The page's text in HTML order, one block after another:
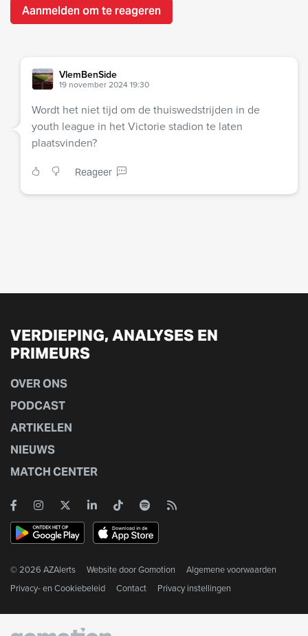
Aanmelden om te reageren
VlemBenSide
19 november 2024 19:30
Wordt het niet tijd om de thuiswedstrijden in de
youth league in het Victorie stadion te laten
plaatsvinden?
Reageer
VERDIEPING, ANALYSES EN
PRIMEURS
OVER ONS
PODCAST
ARTIKELEN
NIEUWS
MATCH CENTER
© 2026 AZAlerts Website doorGomotion
Algemene voorwaarden
Privacy- en Cookiebeleid
Contact Privacy instellingen